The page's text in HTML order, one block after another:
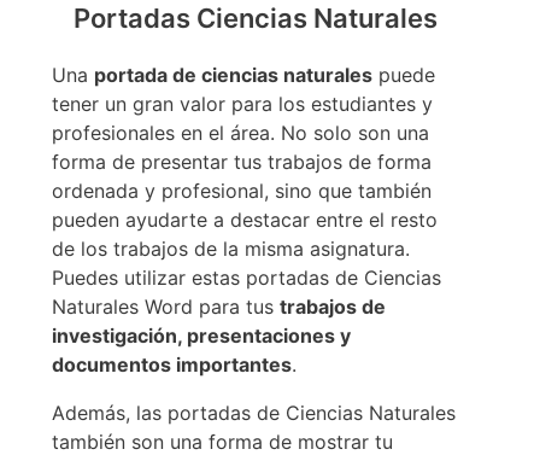
Portadas Ciencias Naturales
Una portada de ciencias naturales puede
tener un gran valor para los estudiantes y
profesionales en el área. No solo son una
forma de presentar tus trabajos de forma
ordenada y profesional, sino que también
pueden ayudarte a destacar entre el resto
de los trabajos de la misma asignatura.
Puedes utilizar estas portadas de Ciencias
Naturales Word para tus trabajos de
investigación, presentaciones y
documentos importantes.
Además, las portadas de Ciencias Naturales
también son una forma de mostrar tu